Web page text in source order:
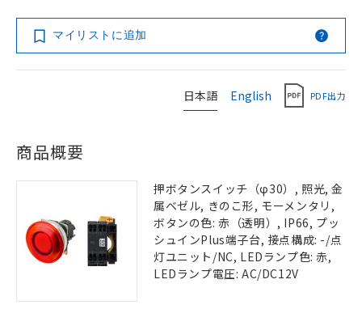
マイリストに追加
日本語 English PDF出力
商品概要
押ボタンスイッチ（φ30）, 照光, 金
属ベゼル, きのこ形, モーメンタリ,
ボタンの色: 赤（透明）, IP66, プッ
シュインPlus端子台, 接点構成: -/点
灯ユニット/NC, LEDランプ色: 赤,
LEDランプ電圧: AC/DC12V